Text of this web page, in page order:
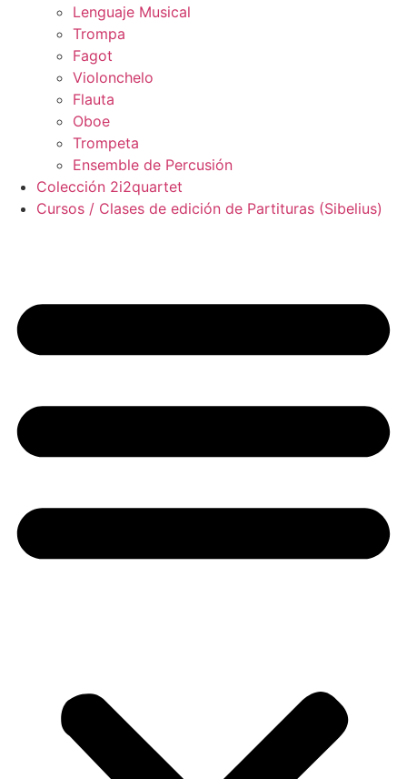
Lenguaje Musical
Trompa
Fagot
Violonchelo
Flauta
Oboe
Trompeta
Ensemble de Percusión
Colección 2i2quartet
Cursos / Clases de edición de Partituras (Sibelius)